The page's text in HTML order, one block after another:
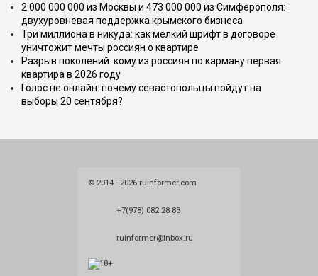
2 000 000 000 из Москвы и 473 000 000 из Симферополя:
двухуровневая поддержка крымского бизнеса
Три миллиона в никуда: как мелкий шрифт в договоре
уничтожит мечты россиян о квартире
Разрыв поколений: кому из россиян по карману первая
квартира в 2026 году
Голос не онлайн: почему севастопольцы пойдут на
выборы 20 сентября?
© 2014 - 2026 ruinformer.com
+7(978) 082 28 83
ruinformer@inbox.ru